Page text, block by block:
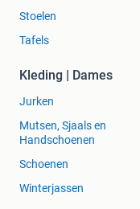
Stoelen
Tafels
Kleding | Dames
Jurken
Mutsen, Sjaals en
Handschoenen
Schoenen
Winterjassen